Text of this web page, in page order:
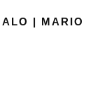
| MARIO